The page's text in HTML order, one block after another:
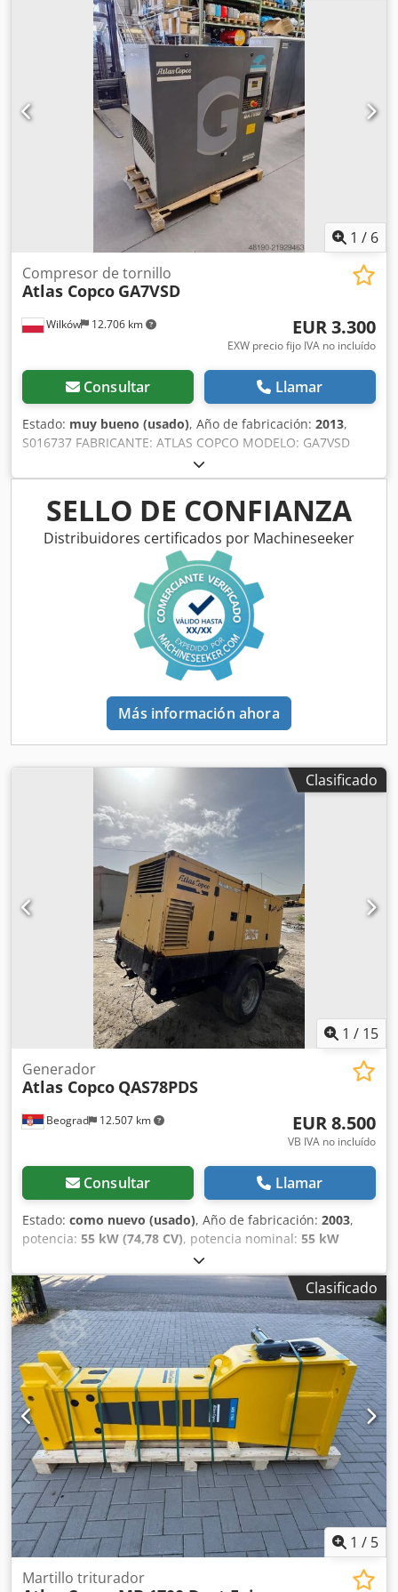
1 / 6
Wilków 12.706 km
Compresor de tornillo
Atlas Copco GA7VSD
EUR 3.300
EXW precio fijo IVA no incluído
Consultar Llamar
Estado: muy bueno (usado), Año de fabricación: 2013,
S016737 FABRICANTE: ATLAS COPCO MODELO: GA7VSD
NÚMERO DE SERIE: CAI716650 AÑO: 2013 POTENCIA (kW):
7,5 CAUDAL (m3/min): 1,21 PRESIÓN (bar): 13 HORAS DE
FUNCIONAMIENTO (DOC/TOTAL): 46345 VARIADOR DE
FRECUENCIA: sí SECADOR INTEGRADO: no Dedpfx Asy Sit
Djkksck INTERCAMBIADOR: no REFRIGERADO (AIRE/AGUA):
aire SOBRE DEPÓSITO: no DOCUMENTOS: no
NUEVO/USADO: USADO
SELLO DE CONFIANZA
Distribuidores certificados por Machineseeker
Más información ahora
Clasificado
1 / 15
Beograd 12.507 km
Generador
Atlas Copco QAS78PDS
EUR 8.500
VB IVA no incluído
Consultar Llamar
Estado: como nuevo (usado), Año de fabricación: 2003,
potencia: 55 kW (74,78 CV), potencia nominal: 55 kW
, excelente estado Dsdpfxjy Rqmis Akksck
Clasificado
1 / 5
Martillo triturador